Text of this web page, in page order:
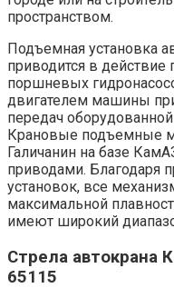
пространством.
Подъемная установка
приводится в
поршневых
двигателем машины
передач
Крановые подъемные
Галичанин на базе
приводами. Благодаря
установок, все
максимальной
имеют широкий
Стрела автокрана
65115